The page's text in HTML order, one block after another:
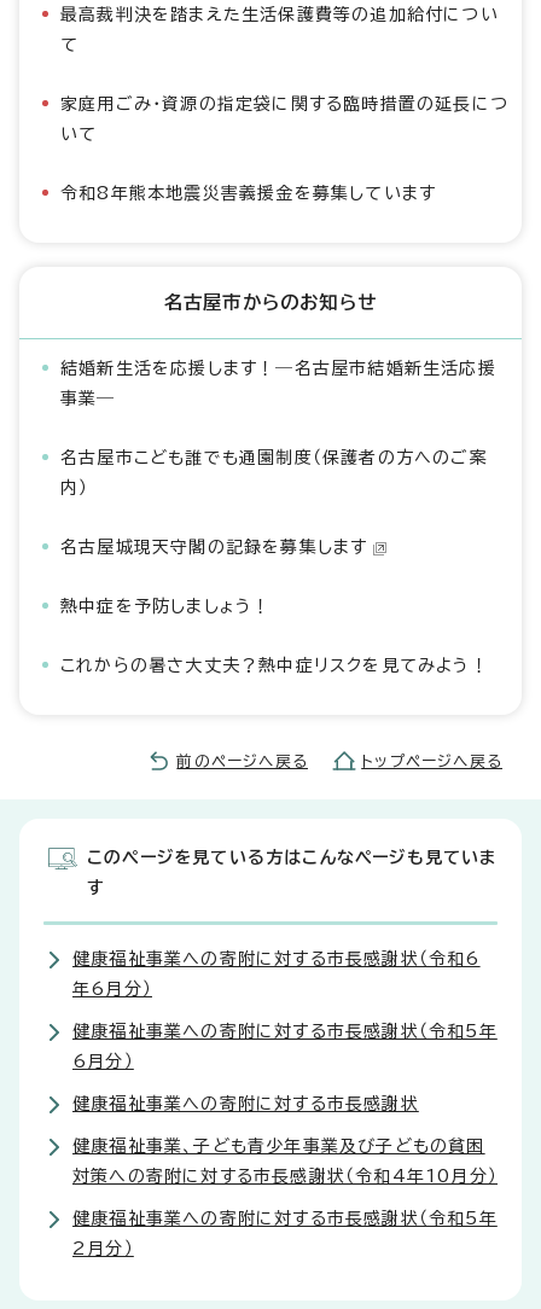
最高裁判決を踏まえた生活保護費等の追加給付につい
て
家庭用ごみ・資源の指定袋に関する臨時措置の延長につ
いて
令和8年熊本地震災害義援金を募集しています
名古屋市からのお知らせ
結婚新生活を応援します！―名古屋市結婚新生活応援
事業―
名古屋市こども誰でも通園制度（保護者の方へのご案
内）
名古屋城現天守閣の記録を募集します
熱中症を予防しましょう！
これからの暑さ大丈夫？熱中症リスクを見てみよう！
前のページへ戻る トップページへ戻る
このページを見ている方はこんなページも見ていま
す
健康福祉事業への寄附に対する市長感謝状（令和6
年6月分）
健康福祉事業への寄附に対する市長感謝状（令和5年
6月分）
健康福祉事業への寄附に対する市長感謝状
健康福祉事業、子ども青少年事業及び子どもの貧困
対策への寄附に対する市長感謝状（令和4年10月分）
健康福祉事業への寄附に対する市長感謝状（令和5年
2月分）